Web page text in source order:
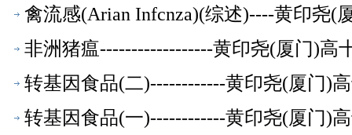
禽流感(Arian Infcnza)(综述)----黄印尧(
非洲猪瘟------------------黄印尧(厦门)高
转基因食品(二)------------黄印尧(厦门)
转基因食品(一)------------黄印尧(厦门)